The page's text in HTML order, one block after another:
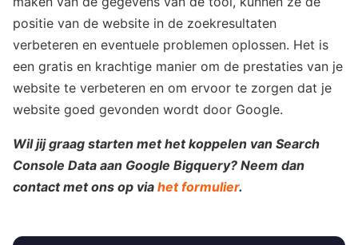
positie van de website in de zoekresultaten
verbeteren en eventuele problemen oplossen. Het is
een gratis en krachtige manier om de prestaties van je
website te verbeteren en om ervoor te zorgen dat je
website goed gevonden wordt door Google.
Wil jij graag starten met het koppelen van Search
Console Data aan Google Bigquery? Neem dan
contact met ons op via het formulier.